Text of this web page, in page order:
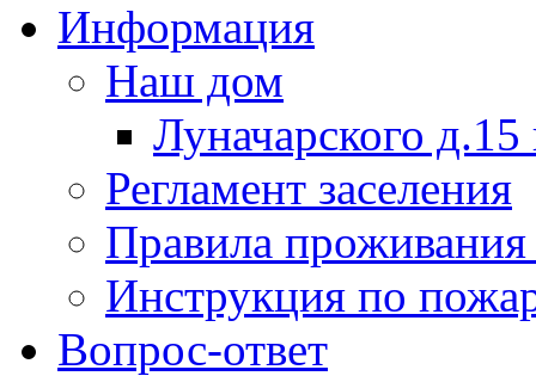
Информация
Наш дом
Луначарского д.15
Регламент заселения
Правила
Инструкция по
Вопрос-ответ